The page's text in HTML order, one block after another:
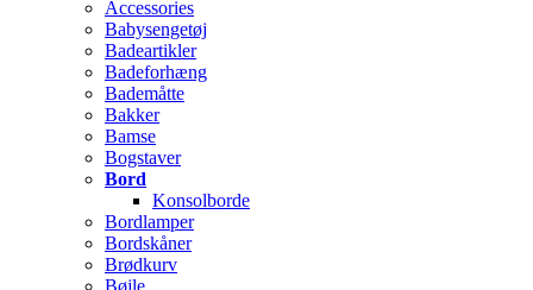
Accessories
Babysengetøj
Badeartikler
Badeforhæng
Bademåtte
Bakker
Bamse
Bogstaver
Bord
Konsolborde
Bordlamper
Bordskåner
Brødkurv
Bøjle